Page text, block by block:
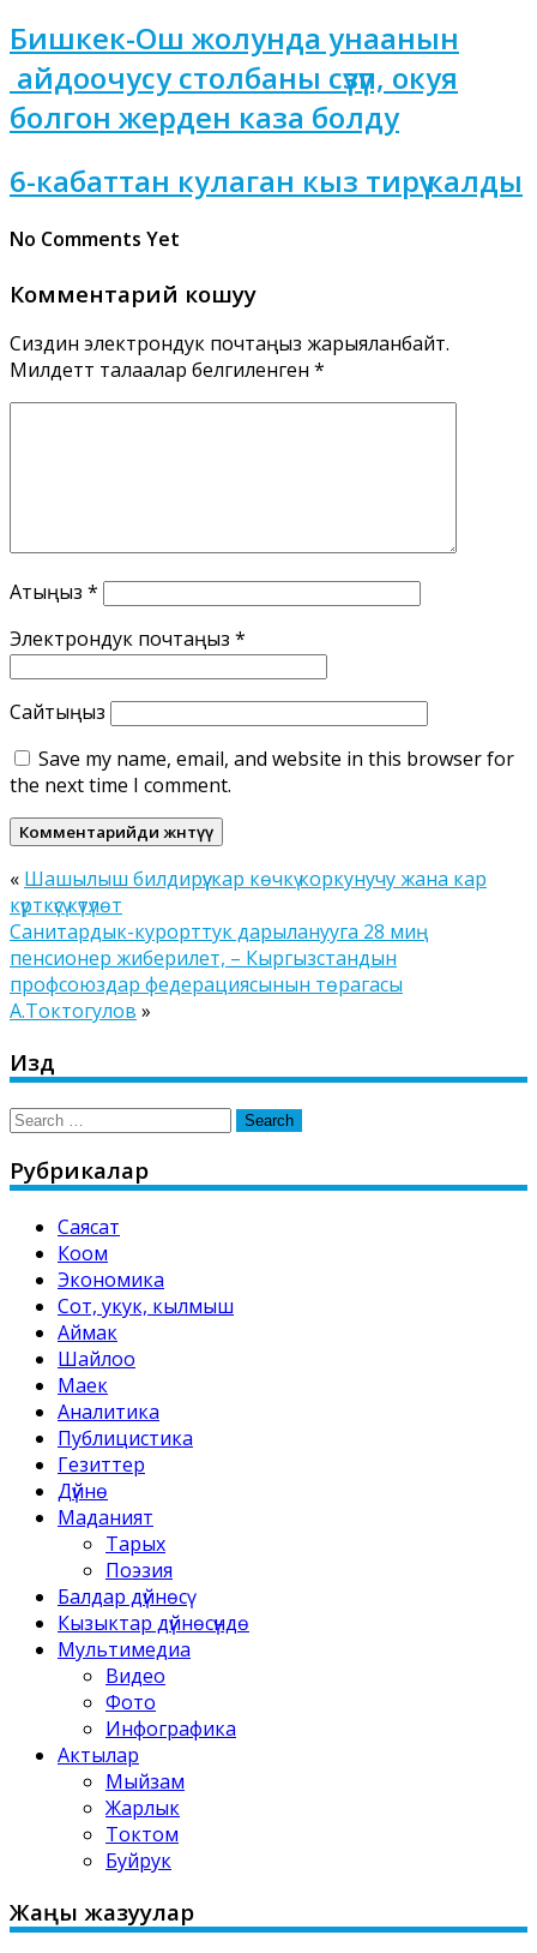
Бишкек-Ош жолунда унаанын
айдоочусу столбаны сүзүп, окуя
болгон жерден каза болду
6-кабаттан кулаган кыз тирүү калды
No Comments Yet
Комментарий кошуу
Сиздин электрондук почтаңыз жарыяланбайт.
Милдеттүү талаалар белгиленген *
Атыңыз *
Электрондук почтаңыз *
Сайтыңыз
Save my name, email, and website in this browser for
the next time I comment.
« Шашылыш билдирүү: кар көчкү коркунучу жана кар
күрткүсү күтүлөт
Санитардык-курорттук дарыланууга 28 миң
пенсионер жиберилет, – Кыргызстандын
профсоюздар федерациясынын төрагасы
А.Токтогулов »
Издөө
Search
Рубрикалар
Саясат
Коом
Экономика
Сот, укук, кылмыш
Аймак
Шайлоо
Маек
Аналитика
Публицистика
Гезиттер
Дүйнө
Маданият
Тарых
Поэзия
Балдар дүйнөсү
Кызыктар дүйнөсүндө
Мультимедиа
Видео
Фото
Инфографика
Актылар
Мыйзам
Жарлык
Токтом
Буйрук
Жаңы жазуулар